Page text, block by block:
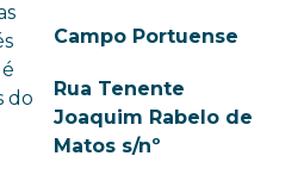
Campo Portuense
Rua Tenente
Joaquim Rabelo de
Matos s/nº